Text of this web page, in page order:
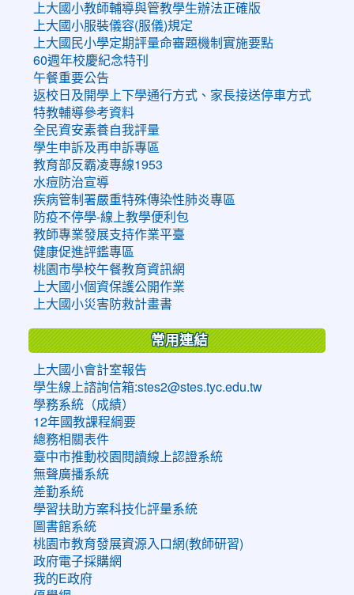
上大國小教師輔導與管教學生辦法正確版
上大國小服裝儀容(服儀)規定
上大國民小學定期評量命審題機制實施要點
60週年校慶紀念特刊
午餐重要公告
返校日及開學上下學通行方式、家長接送停車方式
特教輔導參考資料
全民資安素養自我評量
學生申訴及再申訴專區
教育部反霸凌專線1953
水痘防治宣導
疾病管制署嚴重特殊傳染性肺炎專區
防疫不停學-線上教學便利包
教師專業發展支持作業平臺
健康促進評鑑專區
桃園市學校午餐教育資訊網
上大國小個資保護公開作業
上大國小災害防救計畫書
常用連結
上大國小會計室報告
學生線上諮詢信箱:stes2@stes.tyc.edu.tw
學務系統（成績）
12年國教課程綱要
總務相關表件
臺中市推動校園閱讀線上認證系統
無聲廣播系統
差勤系統
學習扶助方案科技化評量系統
圖書館系統
桃園市教育發展資源入口網(教師研習)
政府電子採購網
我的E政府